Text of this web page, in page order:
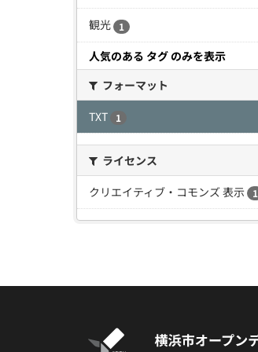
観光 1
人気のある タグ のみを表示
フォーマット
TXT
1
ライセンス
クリエイティブ・コモンズ 表示
1